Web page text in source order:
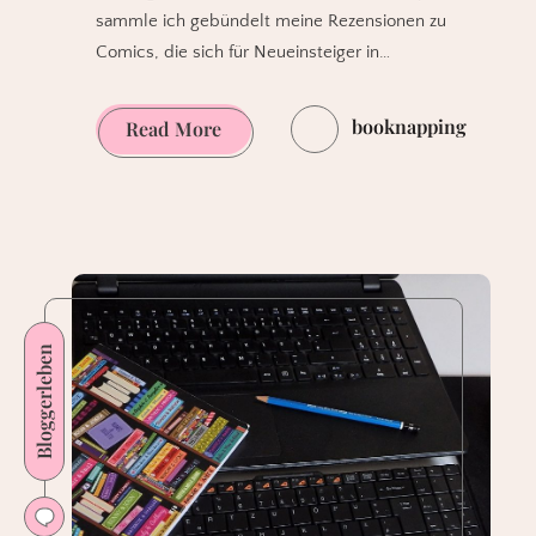
sammle ich gebündelt meine Rezensionen zu
Comics, die sich für Neueinsteiger in…
Read MoreUniversum
der
Comictipps
für
Einsteiger
booknapping
Bloggerleben